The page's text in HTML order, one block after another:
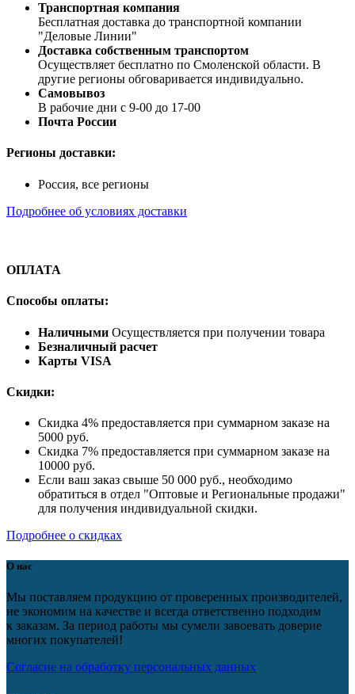
Транспортная компания
Бесплатная доставка до транспортной компании
"Деловые Линии"
Доставка собственным транспортом
Осуществляет бесплатно по Смоленской области. В
другие регионы обговаривается индивидуально.
Самовывоз
В рабочие дни с 9-00 до 17-00
Почта России
Регионы доставки:
Россия, все регионы
Подробнее об условиях доставки
ОПЛАТА
Способы оплаты:
Наличными Осуществляется при получении товара
Безналичный расчет
Карты VISA
Скидки:
Скидка 4% предоставляется при суммарном заказе на
5000 руб.
Скидка 7% предоставляется при суммарном заказе на
10000 руб.
Если ваш заказ свыше 50 000 руб., необходимо
обратиться в отдел "Оптовые и Региональные продажи"
для получения индивидуальной скидки.
Подробнее о скидках
О нас
Мы поставляем продукцию от проверенных производителей,
не экономим на качестве и всегда ответственно подходим
к заказам. За период работы мы сумели завоевать доверие
многих покупателей!
Согласие на обработку персональных данных